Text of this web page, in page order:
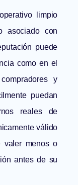
limpio
asociado con
puede
como en el
y
puedan
reales de
válido
valer menos o
antes de su